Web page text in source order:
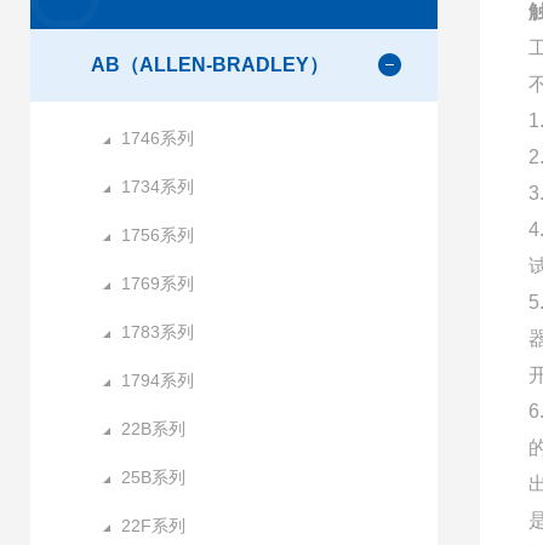
AB（ALLEN-BRADLEY）
1746系列
1734系列
1756系列
1769系列
1783系列
1794系列
22B系列
25B系列
22F系列